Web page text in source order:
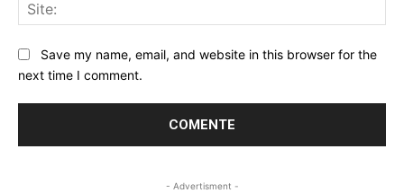
Save my name, email, and website in this browser for the
next time I comment.
- Advertisment -